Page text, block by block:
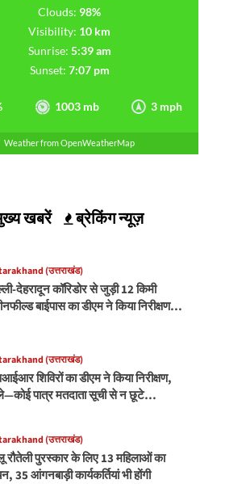
1003 mb 3 mph
Clouds: 98%
Visibility: 10 km
Sunrise: 5:39 am
Sunset: 7:07 pm
Weather from OpenWeatherMap
खबरें ब्रेकिंग न्यूज़
(उत्तराखंड)
देहरादून कॉरिडोर से जुड़ी 12 किमी
बाईपास का डीएम ने किया निरीक्षण…
(उत्तराखंड)
शिविरों का डीएम ने किया निरीक्षण,
पात्र मतदाता सूची से न छूटे…
(उत्तराखंड)
रौतेली पुरस्कार के लिए 13 महिलाओं का
35 आंगनबाड़ी कार्यकर्तियां भी होंगी